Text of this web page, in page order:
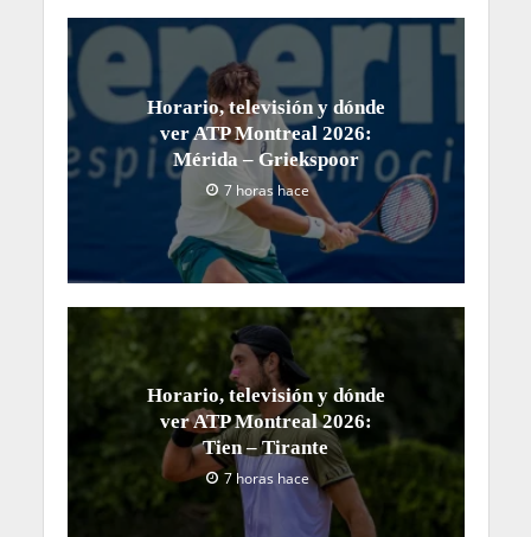
Horario, televisión y dónde
ver ATP Montreal 2026:
Mérida – Griekspoor
7 horas hace
Horario, televisión y dónde
ver ATP Montreal 2026:
Tien – Tirante
7 horas hace